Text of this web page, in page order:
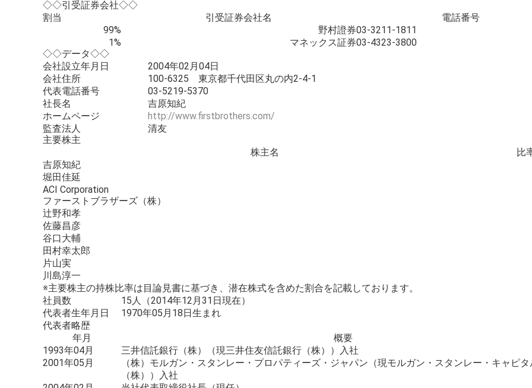
◇◇引受証券会社◇◇
割当
引受証券会社名
電話番号
99%
野村證券03-3211-1811
1%
マネックス証券03-4323-3800
◇◇データ◇◇
会社設立年月日
2004年02月04日
会社住所
100-6325 東京都千代田区丸の内2-4-1
代表電話番号
03-5219-5370
社長名
吉原知紀
ホームページ
http://www.firstbrothers.com/
監査法人
清友
主要株主
株主名
比
吉原知紀
堀田佳延
ACI Corporation
ファーストブラザーズ（株）
辻野和孝
佐藤昌彦
谷口大輔
田村幸太郎
片山実
川島淳一
※主要株主の持株比率は目論見書に基づき、潜在株式を含めた割合を記載しております。
社員数
15人（2014年12月31日現在）
代表者生年月日
1970年05月18日生まれ
代表者略歴
年月
概要
1993年04月
三井信託銀行（株）（現三井住友信託銀行（株））入社
2001年05月
（株）モルガン・スタンレー・プロパティーズ・ジャパン（現モルガン・スタンレー・キャピタ
（株））入社